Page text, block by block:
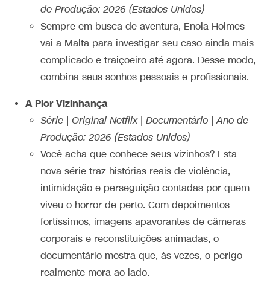
de Produção: 2026 (Estados Unidos)
Sempre em busca de aventura, Enola Holmes
vai a Malta para investigar seu caso ainda mais
complicado e traiçoeiro até agora. Desse modo,
combina seus sonhos pessoais e profissionais.
A Pior Vizinhança
Série | Original Netflix | Documentário | Ano de
Produção: 2026 (Estados Unidos)
Você acha que conhece seus vizinhos? Esta
nova série traz histórias reais de violência,
intimidação e perseguição contadas por quem
viveu o horror de perto. Com depoimentos
fortíssimos, imagens apavorantes de câmeras
corporais e reconstituições animadas, o
documentário mostra que, às vezes, o perigo
realmente mora ao lado.